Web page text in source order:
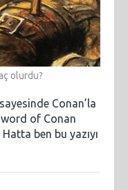
olurdu?
Conan’la
of Conan
ben bu yazıyı